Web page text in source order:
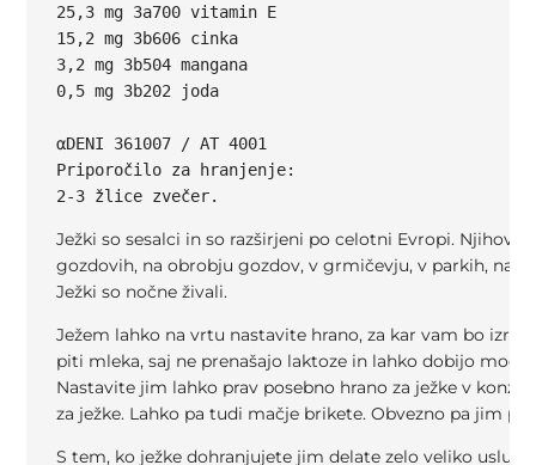
25,3 mg 3a700 vitamin E
15,2 mg 3b606 cinka
3,2 mg 3b504 mangana
0,5 mg 3b202 joda
αDENI 361007 / AT 4001
Priporočilo za hranjenje:
2-3 žlice zvečer.
Ježki so sesalci in so razširjeni po celotni Evropi. Njihov
gozdovih, na obrobju gozdov, v grmičevju, v parkih, na
Ježki so nočne živali.
Ježem lahko na vrtu nastavite hrano, za kar vam bo
piti mleka, saj ne prenašajo laktoze in lahko dobijo
Nastavite jim lahko prav posebno hrano za ježke v
za ježke. Lahko pa tudi mačje brikete. Obvezno pa jim
S tem, ko ježke dohranjujete jim delate zelo veliko